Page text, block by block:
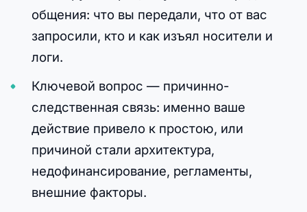
общения: что вы передали, что от вас
запросили, кто и как изъял носители и
логи.
Ключевой вопрос — причинно-
следственная связь: именно ваше
действие привело к простою, или
причиной стали архитектура,
недофинансирование, регламенты,
внешние факторы.